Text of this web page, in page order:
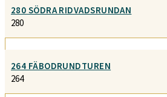
280 SÖDRA RIDVADSRUNDAN
280
264 FÄBODRUNDTUREN
264